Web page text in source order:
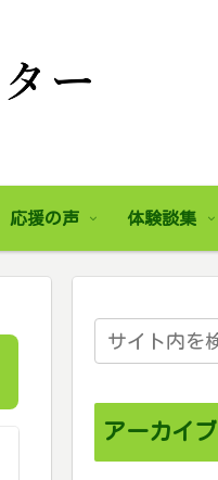
応援の声 体験談集
アーカイブ